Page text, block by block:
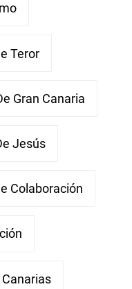
Teror
Gran Canaria
Jesús
Colaboración